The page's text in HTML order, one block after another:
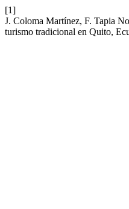
[1]
J. Coloma Martínez, F. Tapia
turismo tradicional en Quito,